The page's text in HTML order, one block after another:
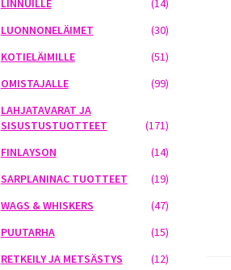
LINNUILLE
(14)
LUONNONELÄIMET
(30)
KOTIELÄIMILLE
(51)
OMISTAJALLE
(99)
LAHJATAVARAT JA
SISUSTUSTUOTTEET
(171)
FINLAYSON
(14)
SARPLANINAC TUOTTEET
(19)
WAGS & WHISKERS
(47)
PUUTARHA
(15)
RETKEILY JA METSÄSTYS
(12)